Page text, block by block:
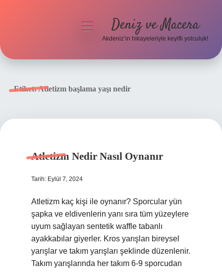
menüyü Deniz ve Macera
Akdeniz’in hikayeleriyle keyifli yolculuk!
Etiket:Atletizm başlama yaşı nedir
Atletizm Nedir Nasıl Oynanır
Tarih: Eylül 7, 2024
Atletizm kaç kişi ile oynanır? Sporcular yün
şapka ve eldivenlerin yanı sıra tüm yüzeylere
uyum sağlayan sentetik waffle tabanlı
ayakkabılar giyerler. Kros yarışları bireysel
yarışlar ve takım yarışları şeklinde düzenlenir.
Takım yarışlarında her takım 6-9 sporcudan